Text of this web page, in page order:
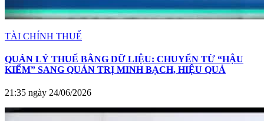
TÀI CHÍNH THUẾ
QUẢN LÝ THUẾ BẰNG DỮ LIỆU: CHUYỂN TỪ “HẬU
KIỂM” SANG QUẢN TRỊ MINH BẠCH, HIỆU QUẢ
21:35 ngày 24/06/2026